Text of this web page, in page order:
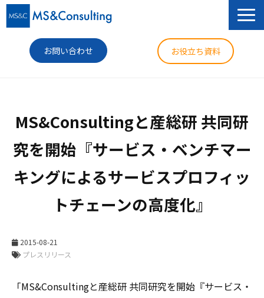
お問い合わせ お役立ち資料
セミナー
導入事例
コラム
MS&Consultingと産総研 共同研
究を開始『サービス・ベンチマー
キングによるサービスプロフィッ
トチェーンの高度化』
2015-08-21
プレスリリース
「MS&Consultingと産総研 共同研究を開始『サービス・